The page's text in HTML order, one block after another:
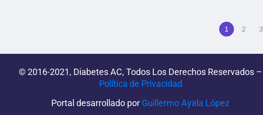
1 2 3
© 2016-2021, Diabetes AC, Todos Los Derechos Reservados –
Política de Privacidad‌­
Portal desarrollado por Guillermo Ayala López